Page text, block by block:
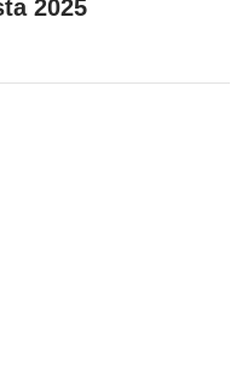
2025